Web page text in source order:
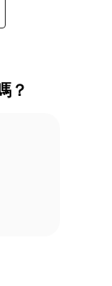
？